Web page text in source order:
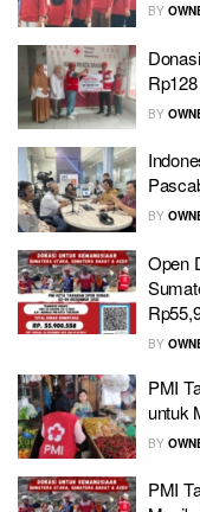
BY
BY
BY
Open
BY
PMI
untuk
BY
PMI